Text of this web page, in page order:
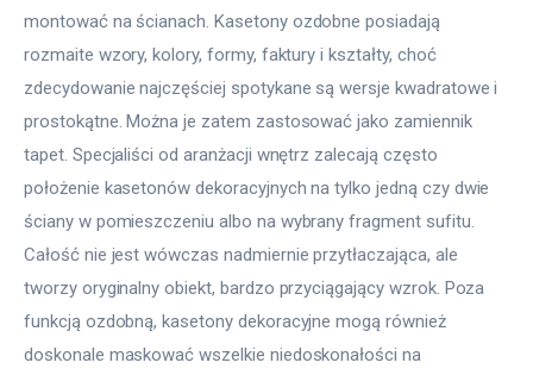
montować na ścianach. Kasetony ozdobne posiadają
rozmaite wzory, kolory, formy, faktury i kształty, choć
zdecydowanie najczęściej spotykane są wersje kwadratowe i
prostokątne. Można je zatem zastosować jako zamiennik
tapet. Specjaliści od aranżacji wnętrz zalecają często
położenie kasetonów dekoracyjnych na tylko jedną czy dwie
ściany w pomieszczeniu albo na wybrany fragment sufitu.
Całość nie jest wówczas nadmiernie przytłaczająca, ale
tworzy oryginalny obiekt, bardzo przyciągający wzrok. Poza
funkcją ozdobną, kasetony dekoracyjne mogą również
doskonale maskować wszelkie niedoskonałości na